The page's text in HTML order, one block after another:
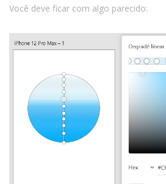
Você deve ficar com algo parecido: